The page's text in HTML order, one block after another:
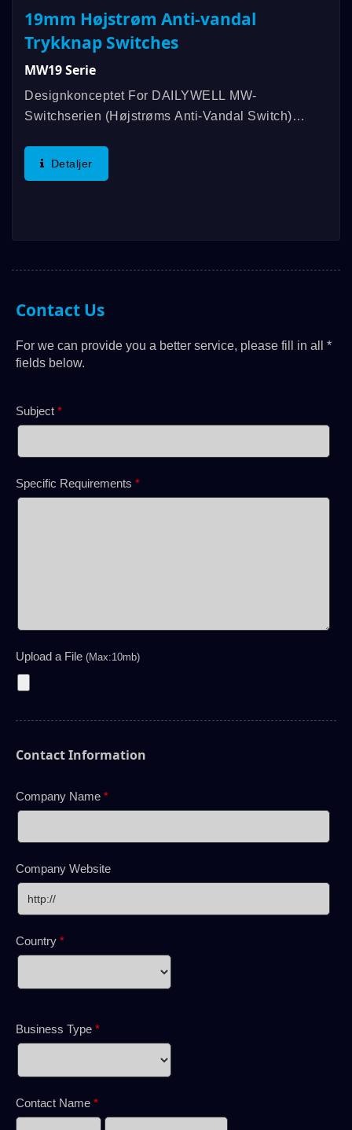
19mm Højstrøm Anti-vandal
Trykknap Switches
MW19 Serie
Designkonceptet For DAILYWELL MW-
Switchserien (højstrøms Anti-Vandal Switch)
Switchserien, Og Dens Belastningsanvendelser Er
Kun Op Til 5A/250VAC. De Fleste Industrielle...
Detaljer